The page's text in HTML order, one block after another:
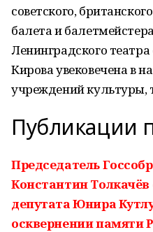
советского,
балета и
Ленинградского
Кирова увековечена в
учреждений культуры,
Публикации
Председатель
Константин
депутата Юнира
осквернении памяти